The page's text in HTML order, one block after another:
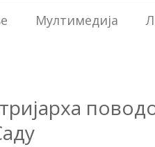
Мултимедија